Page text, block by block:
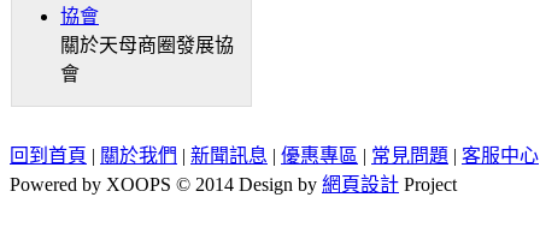
關於天母商圈發展協
會
回到首頁 | 關於我們 | 新聞訊息 | 優惠專區 | 常見問題 | 客服中心
Powered by XOOPS © 2014 Design by 網頁設計 Project